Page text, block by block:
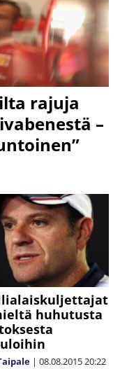
rajuja
–
huhutusta
| 08.08.201520:22